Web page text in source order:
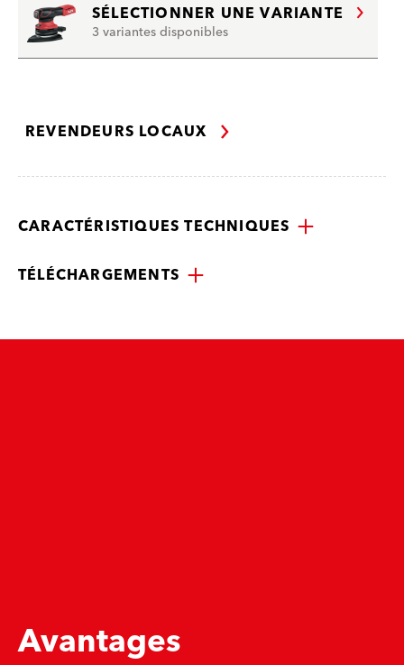
SÉLECTIONNER UNE VARIANTE
3 variantes disponibles
REVENDEURS LOCAUX
CARACTÉRISTIQUES TECHNIQUES
TÉLÉCHARGEMENTS
Avantages